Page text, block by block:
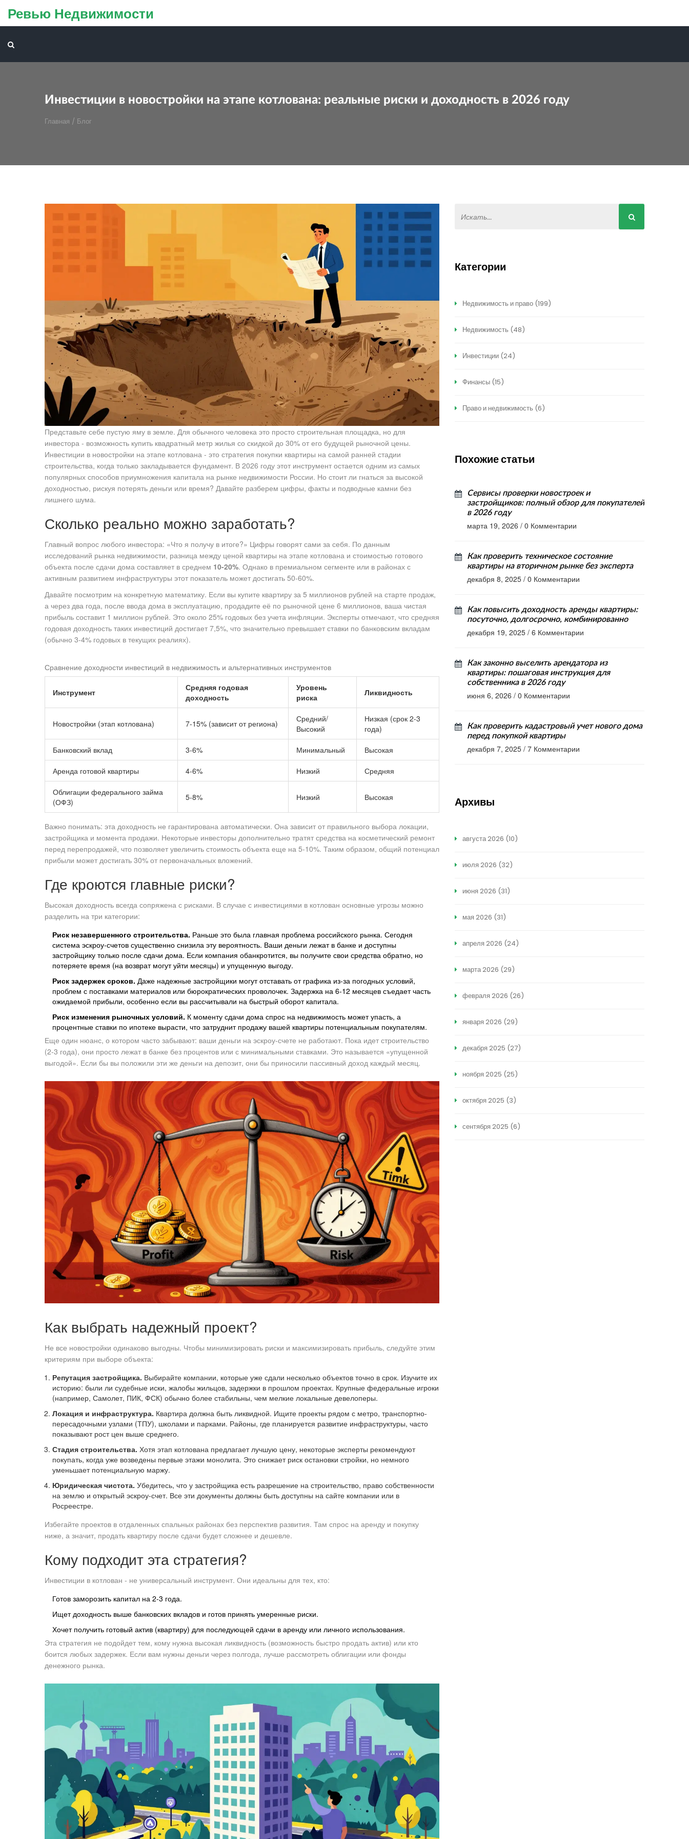
Ревью Недвижимости
Инвестиции в новостройки на этапе котлована: реальные риски и доходность в 2026 году
Главная / Блог
Представьте себе пустую яму в земле. Для обычного человека это просто строительная площадка, но для
инвестора - возможность купить квадратный метр жилья со скидкой до 30% от его будущей рыночной цены.
Инвестиции в новостройки на этапе котлована - это стратегия покупки квартиры на самой ранней стадии
строительства, когда только закладывается фундамент. В 2026 году этот инструмент остается одним из самых
популярных способов приумножения капитала на рынке недвижимости России. Но стоит ли гнаться за высокой
доходностью, рискуя потерять деньги или время? Давайте разберем цифры, факты и подводные камни без
лишнего шума.
Сколько реально можно заработать?
Главный вопрос любого инвестора: «Что я получу в итоге?» Цифры говорят сами за себя. По данным
исследований рынка недвижимости, разница между ценой квартиры на этапе котлована и стоимостью готового
объекта после сдачи дома составляет в среднем 10-20%. Однако в премиальном сегменте или в районах с
активным развитием инфраструктуры этот показатель может достигать 50-60%.
Давайте посмотрим на конкретную математику. Если вы купите квартиру за 5 миллионов рублей на старте продаж,
а через два года, после ввода дома в эксплуатацию, продадите её по рыночной цене 6 миллионов, ваша чистая
прибыль составит 1 миллион рублей. Это около 25% годовых без учета инфляции. Эксперты отмечают, что средняя
годовая доходность таких инвестиций достигает 7,5%, что значительно превышает ставки по банковским вкладам
(обычно 3-4% годовых в текущих реалиях).
Сравнение доходности инвестиций в недвижимость и альтернативных инструментов
Инструмент
Средняя годовая
доходность
Уровень
риска
Ликвидность
Новостройки (этап котлована) 7-15% (зависит от региона)
Средний/
Высокий
Низкая (срок 2-3
года)
Банковский вклад 3-6% Минимальный Высокая
Аренда готовой квартиры 4-6% Низкий Средняя
Облигации федерального займа
(ОФЗ)
5-8% Низкий Высокая
Важно понимать: эта доходность не гарантирована автоматически. Она зависит от правильного выбора локации,
застройщика и момента продажи. Некоторые инвесторы дополнительно тратят средства на косметический ремонт
перед перепродажей, что позволяет увеличить стоимость объекта еще на 5-10%. Таким образом, общий потенциал
прибыли может достигать 30% от первоначальных вложений.
Где кроются главные риски?
Высокая доходность всегда сопряжена с рисками. В случае с инвестициями в котлован основные угрозы можно
разделить на три категории:
Риск незавершенного строительства. Раньше это была главная проблема российского рынка. Сегодня
система эскроу-счетов существенно снизила эту вероятность. Ваши деньги лежат в банке и доступны
застройщику только после сдачи дома. Если компания обанкротится, вы получите свои средства обратно, но
потеряете время (на возврат могут уйти месяцы) и упущенную выгоду.
Риск задержек сроков. Даже надежные застройщики могут отставать от графика из-за погодных условий,
проблем с поставками материалов или бюрократических проволочек. Задержка на 6-12 месяцев съедает часть
ожидаемой прибыли, особенно если вы рассчитывали на быстрый оборот капитала.
Риск изменения рыночных условий. К моменту сдачи дома спрос на недвижимость может упасть, а
процентные ставки по ипотеке вырасти, что затруднит продажу вашей квартиры потенциальным покупателям.
Еще один нюанс, о котором часто забывают: ваши деньги на эскроу-счете не работают. Пока идет строительство
(2-3 года), они просто лежат в банке без процентов или с минимальными ставками. Это называется «упущенной
выгодой». Если бы вы положили эти же деньги на депозит, они бы приносили пассивный доход каждый месяц.
Как выбрать надежный проект?
Не все новостройки одинаково выгодны. Чтобы минимизировать риски и максимизировать прибыль, следуйте этим
критериям при выборе объекта:
Репутация застройщика. Выбирайте компании, которые уже сдали несколько объектов точно в срок. Изучите их
историю: были ли судебные иски, жалобы жильцов, задержки в прошлом проектах. Крупные федеральные игроки
(например, Самолет, ПИК, ФСК) обычно более стабильны, чем мелкие локальные девелоперы.
Локация и инфраструктура. Квартира должна быть ликвидной. Ищите проекты рядом с метро, транспортно-
пересадочными узлами (ТПУ), школами и парками. Районы, где планируется развитие инфраструктуры, часто
показывают рост цен выше среднего.
Стадия строительства. Хотя этап котлована предлагает лучшую цену, некоторые эксперты рекомендуют
покупать, когда уже возведены первые этажи монолита. Это снижает риск остановки стройки, но немного
уменьшает потенциальную маржу.
Юридическая чистота. Убедитесь, что у застройщика есть разрешение на строительство, право собственности
на землю и открытый эскроу-счет. Все эти документы должны быть доступны на сайте компании или в
Росреестре.
Избегайте проектов в отдаленных спальных районах без перспектив развития. Там спрос на аренду и покупку
ниже, а значит, продать квартиру после сдачи будет сложнее и дешевле.
Кому подходит эта стратегия?
Инвестиции в котлован - не универсальный инструмент. Они идеальны для тех, кто:
Готов заморозить капитал на 2-3 года.
Ищет доходность выше банковских вкладов и готов принять умеренные риски.
Хочет получить готовый актив (квартиру) для последующей сдачи в аренду или личного использования.
Эта стратегия не подойдет тем, кому нужна высокая ликвидность (возможность быстро продать актив) или кто
боится любых задержек. Если вам нужны деньги через полгода, лучше рассмотреть облигации или фонды
денежного рынка.
Категории
Недвижимость и право (199)
Недвижимость (48)
Инвестиции (24)
Финансы (15)
Право и недвижимость (6)
Похожие статьи
Сервисы проверки новостроек и
застройщиков: полный обзор для покупателей
в 2026 году
марта 19, 2026 / 0 Комментарии
Как проверить техническое состояние
квартиры на вторичном рынке без эксперта
декабря 8, 2025 / 0 Комментарии
Как повысить доходность аренды квартиры:
посуточно, долгосрочно, комбинированно
декабря 19, 2025 / 6 Комментарии
Как законно выселить арендатора из
квартиры: пошаговая инструкция для
собственника в 2026 году
июня 6, 2026 / 0 Комментарии
Как проверить кадастровый учет нового дома
перед покупкой квартиры
декабря 7, 2025 / 7 Комментарии
Архивы
августа 2026 (10)
июля 2026 (32)
июня 2026 (31)
мая 2026 (31)
апреля 2026 (24)
марта 2026 (29)
февраля 2026 (26)
января 2026 (29)
декабря 2025 (27)
ноября 2025 (25)
октября 2025 (3)
сентября 2025 (6)